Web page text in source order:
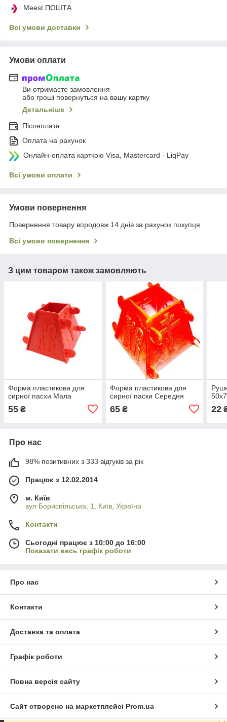
Meest ПОШТА
Всі умови доставки
Умови оплати
Ви отримаєте замовлення
або гроші повернуться на вашу картку
Детальніше
Післяплата
Оплата на рахунок
Онлайн-оплата карткою Visa, Mastercard - LiqPay
Всі умови оплати
Умови повернення
Повернення товару впродовж 14 днів за рахунок покупця
Всі умови повернення
З цим товаром також замовляють
Форма пластикова для
сирної пасхи Мала
55 ₴
Форма пластикова для
сирної паски Середня
65₴ 22
Про нас
98% позитивних з 333 відгуків за рік
Працює з 12.02.2014
м. Київ
вул Бориспільська, 1, Київ, Україна
Контакти
Сьогодні працює з 10:00 до 16:00
Показати весь графік роботи
Про нас
Контакти
Доставка та оплата
Графік роботи
Повна версія сайту
Сайт створено на маркетплейсі Prom.ua